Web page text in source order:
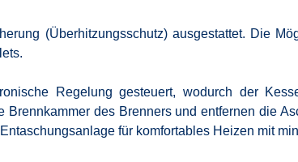
(Überhitzungsschutz) ausgestattet. Die
Regelung gesteuert, wodurch der
des Brenners und entfernen die
für komfortables Heizen mit